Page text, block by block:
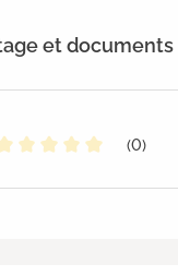
et documents
(0)